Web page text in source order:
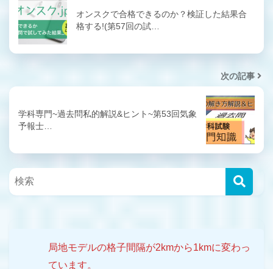
オンスクで合格できるのか？検証した結果合
格する!(第57回の試…
次の記事
学科専門~過去問私的解説&ヒント~第53回気象
予報士…
局地モデルの格子間隔が2kmから1kmに変わっ
ています。